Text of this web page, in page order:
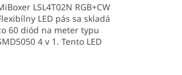
LSL4T02N RGB+CW
LED pás sa skladá
60 diód na meter typu
4 v 1. Tento LED